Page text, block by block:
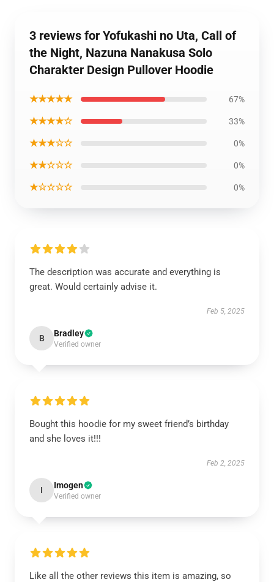
3 reviews for Yofukashi no Uta, Call of
the Night, Nazuna Nanakusa Solo
Charakter Design Pullover Hoodie
★★★★★ 67%
★★★★☆ 33%
★★★☆☆ 0%
★★☆☆☆ 0%
★☆☆☆☆ 0%
The description was accurate and everything is
great. Would certainly advise it.
Feb 5, 2025
B Bradley
Verified owner
Bought this hoodie for my sweet friend’s birthday
and she loves it!!!
Feb 2, 2025
I Imogen
Verified owner
Like all the other reviews this item is amazing, so